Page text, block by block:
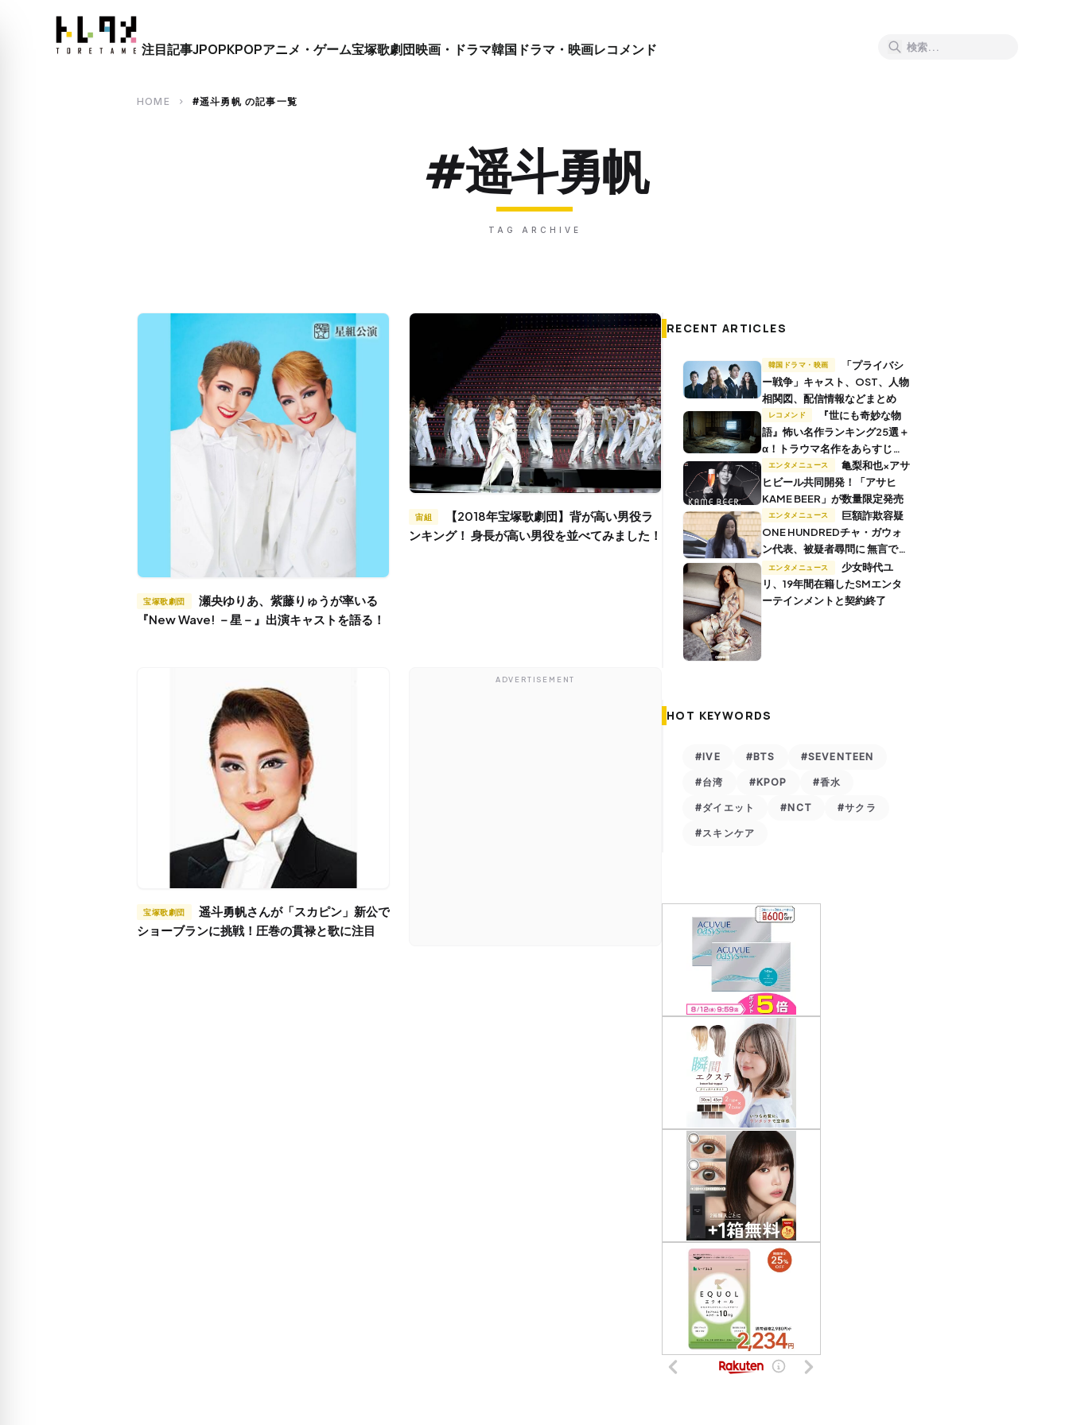
close
注目記事JPOPKPOPアニメ・ゲーム宝塚歌劇団映画・ドラマ韓国ドラマ・映画レコメンド
HOME chevron_right #遥斗勇帆 の記事一覧
#遥斗勇帆
TAG ARCHIVE
宝塚歌劇団
『New Wave! －星－』出演キャストを語る！
宙組
ンキング！ 身長が高い男役を並べてみました！
宝塚歌劇団
ショーブランに挑戦！圧巻の貫禄と歌に注目
ADVERTISEMENT
RECENT ARTICLES
韓国ドラマ・映画
ー戦争」キャスト、OST、人物
相関図、配信情報などまとめ
レコメンド
語』怖い名作ランキング25選＋
α！トラウマ名作をあらすじ付
きで解説
エンタメニュース
ヒビール共同開発！「アサヒ
KAME BEER」が数量限定発売
エンタメニュース
ONE HUNDREDチャ・ガウォ
ン代表、被疑者尋問に 無言で退
廷エンタメニュース
リ、19年間在籍したSMエンタ
ーテインメントと契約終了
HOT KEYWORDS
#IVE #BTS #SEVENTEEN
#台湾 #KPOP #香水
#ダイエット #NCT #サクラ
#スキンケア